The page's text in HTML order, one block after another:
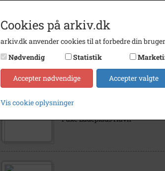
1908
1905
Faxe Ladeplads Havn
Cookies på arkiv.dk
arkiv.dk anvender cookies til at forbedre din
Nødvendig
Statistik
Accepter nødvendige Accepter valgte
Vis cookie oplysninger